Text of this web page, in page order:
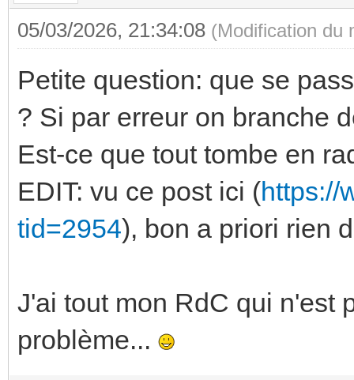
05/03/2026, 21:34:08 (Modification du
Petite question: que se
? Si par erreur on branche
Est-ce que tout tombe en
EDIT: vu ce post ici (https://
tid=2954), bon a priori rien
J'ai tout mon RdC qui n'est
problème...